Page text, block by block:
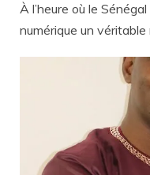
À l’heure où le
numérique un